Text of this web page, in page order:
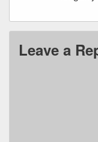
Leave a